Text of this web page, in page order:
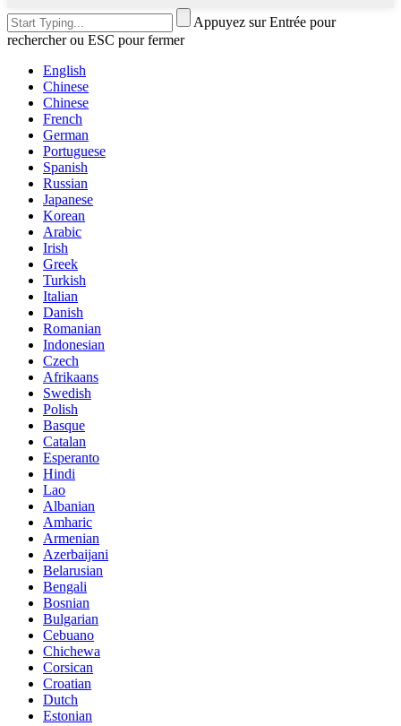
Appuyez sur Entrée pour
rechercher ou ESC pour fermer
English
Chinese
Chinese
French
German
Portuguese
Spanish
Russian
Japanese
Korean
Arabic
Irish
Greek
Turkish
Italian
Danish
Romanian
Indonesian
Czech
Afrikaans
Swedish
Polish
Basque
Catalan
Esperanto
Hindi
Lao
Albanian
Amharic
Armenian
Azerbaijani
Belarusian
Bengali
Bosnian
Bulgarian
Cebuano
Chichewa
Corsican
Croatian
Dutch
Estonian